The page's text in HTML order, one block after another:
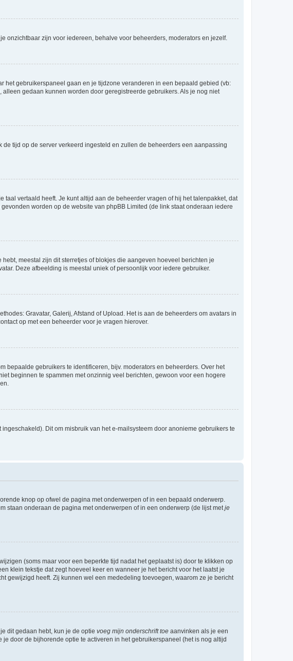
onzichtbaar zijn voor iedereen, behalve voor beheerders, moderators en jezelf.
het gebruikerspaneel gaan en je tijdzone veranderen in een bepaald gebied (vb:
gedaan kunnen worden door geregistreerde gebruikers. Als je nog niet
tijd op de server verkeerd ingesteld en zullen de beheerders een aanpassing
vertaald heeft. Je kunt altijd aan de beheerder vragen of hij het talenpakket, dat
worden op de website van phpBB Limited (de link staat onderaan iedere
meestal zijn dit sterretjes of blokjes die aangeven hoeveel berichten je
Deze afbeelding is meestal uniek of persoonlijk voor iedere gebruiker.
Gravatar, Galerij, Afstand of Upload. Het is aan de beheerders om avatars in
op met een beheerder voor je vragen hierover.
bepaalde gebruikers te identificeren, bijv. moderators en beheerders. Over het
beginnen te spammen met onzinnig veel berichten, gewoon voor een hogere
Dit om misbruik van het e-mailsysteem door anonieme gebruikers te
knop op ofwel de pagina met onderwerpen of in een bepaald onderwerp.
staan onderaan de pagina met onderwerpen of in een onderwerp (de lijst metje
(soms maar voor een beperkte tijd nadat het geplaatst is) door te klikken op
klein tekstje dat zegt hoeveel keer en wanneer je het bericht voor het laatst je
gewijzigd heeft. Zij kunnen wel een mededeling toevoegen, waarom ze je bericht
dit gedaan hebt, kun je de optie voeg mijn onderschrift toe aanvinken als je een
door de bijhorende optie te activeren in het gebruikerspaneel (het is nog altijd